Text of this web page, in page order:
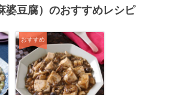
婆豆腐）のおすすめレシピ
おすすめ